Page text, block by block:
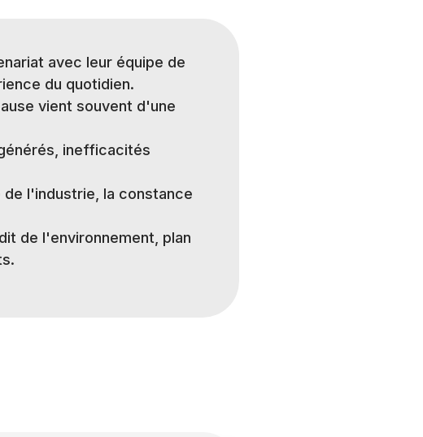
avec leur équipe de
du quotidien.
vient souvent d'une
inefficacités
l'industrie, la constance
de l'environnement, plan